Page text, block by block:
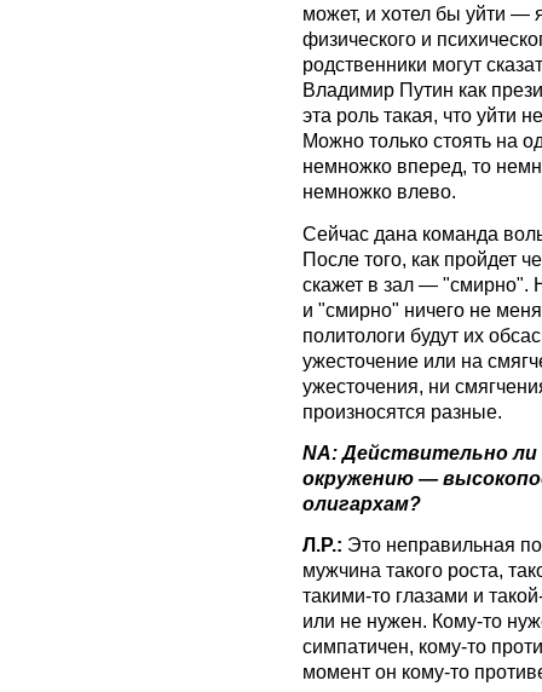
может, и хотел бы уйти —
физического и
родственники могут
Владимир Путин как
эта роль такая, что уйти
Можно только стоять на
немножко вперед, то
немножко влево.
Сейчас дана команда
После того, как пройдет
скажет в зал — "смирно".
и "смирно" ничего не
политологи будут их
ужесточение или на
ужесточения, ни
произносятся разные.
NA: Действительно
окружению —
олигархам?
Л.Р.: Это неправильная
мужчина такого роста,
такими-то глазами и
или не нужен. Кому-то
симпатичен, кому-то
момент он кому-то